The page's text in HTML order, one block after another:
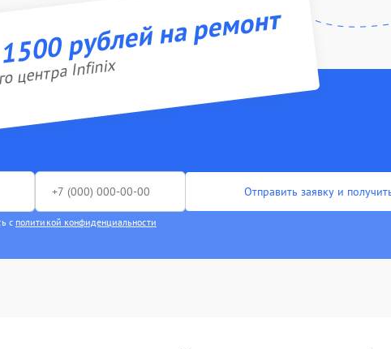
рублей на ремонт
центра Infinix
Отправить заявку и
с политикой конфиденциальности